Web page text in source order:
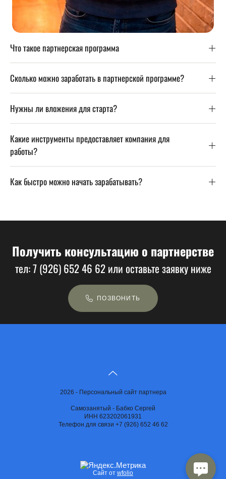
Что такое партнерская программа
Сколько можно заработать в партнерской программе?
Нужны ли вложения для старта?
Какие инструменты предоставляет компания для
работы?
Как быстро можно начать зарабатывать?
Получить консультацию о партнерстве
тел: 7 (926) 652 46 62 или оставьте заявку ниже
ПОЗВОНИТЬ
2026 - Персональный сайт партнера
Самозанятый - Бабко Сергей
ИНН 623202061931
Телефон для связи +7 (926) 652 46 62
Сайт от wfolio